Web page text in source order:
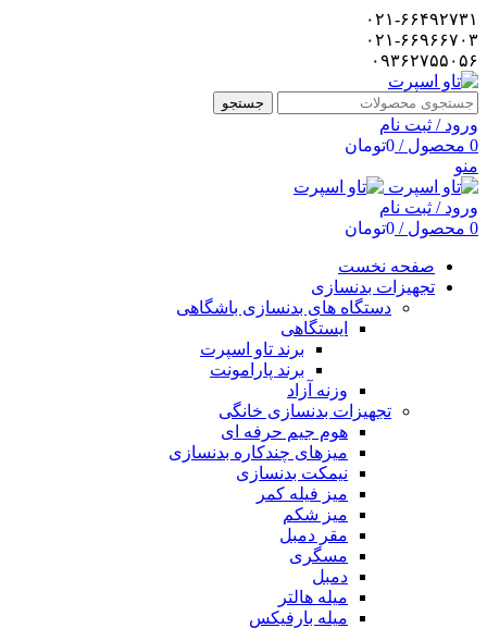
۰۲۱-۶۶۴۹۲۷۳۱
۰۲۱-۶۶۹۶۶۷۰۳
۰۹۳۶۲۷۵۵۰۵۶
جستجو
ورود / ثبت نام
0 محصول / تومان0
منو
ورود / ثبت نام
0 محصول / تومان0
صفحه نخست
تجهیزات بدنسازی
دستگاه های بدنسازی باشگاهی
ایستگاهی
برند تاو اسپرت
برند پارامونت
وزنه آزاد
تجهیزات بدنسازی خانگی
هوم جیم حرفه ای
میزهای چندکاره بدنسازی
نیمکت بدنسازی
میز فیله کمر
میز شکم
مقر دمبل
مسگری
دمبل
میله هالتر
میله بارفیکس